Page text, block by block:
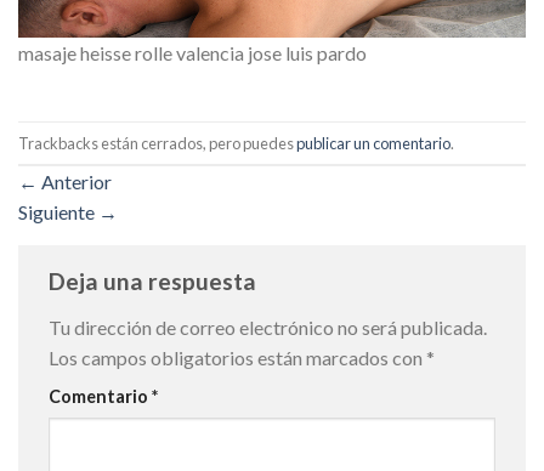
masaje heisse rolle valencia jose luis pardo
Trackbacks están cerrados, pero puedespublicar un comentario.
← Anterior
Siguiente →
Deja una respuesta
Tu dirección de correo electrónico no será publicada.
Los campos obligatorios están marcados con *
Comentario *